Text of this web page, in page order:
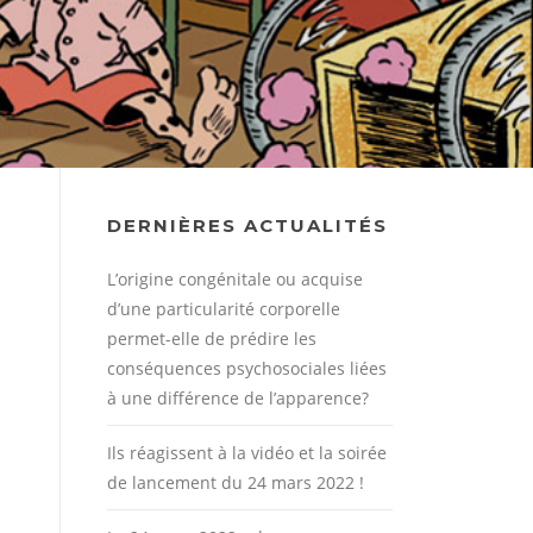
DERNIÈRES ACTUALITÉS
L’origine congénitale ou acquise
d’une particularité corporelle
permet-elle de prédire les
conséquences psychosociales liées
à une différence de l’apparence?
Ils réagissent à la vidéo et la soirée
de lancement du 24 mars 2022 !